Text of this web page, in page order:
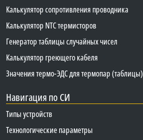
Калькулятор сопротивления проводника
Калькулятор NTC термисторов
Генератор таблицы случайных чисел
Калькулятор греющего кабеля
Значения термо-ЭДС для термопар (таблицы)
Навигация по СИ
Типы устройств
Технологические параметры